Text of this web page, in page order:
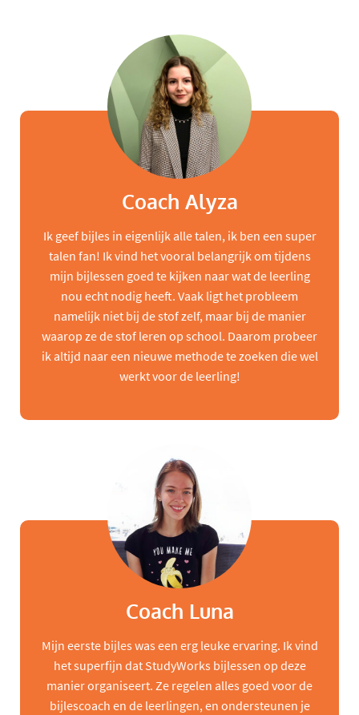
Coach Alyza
Ik geef bijles in eigenlijk alle talen, ik ben een super
talen fan! Ik vind het vooral belangrijk om tijdens
mijn bijlessen goed te kijken naar wat de leerling
nou echt nodig heeft. Vaak ligt het probleem
namelijk niet bij de stof zelf, maar bij de manier
waarop ze de stof leren op school. Daarom probeer
ik altijd naar een nieuwe methode te zoeken die wel
werkt voor de leerling!
Coach Luna
Mijn eerste bijles was een erg leuke ervaring. Ik vind
het superfijn dat StudyWorks bijlessen op deze
manier organiseert. Ze regelen alles goed voor de
bijlescoach en de leerlingen, en ondersteunen je